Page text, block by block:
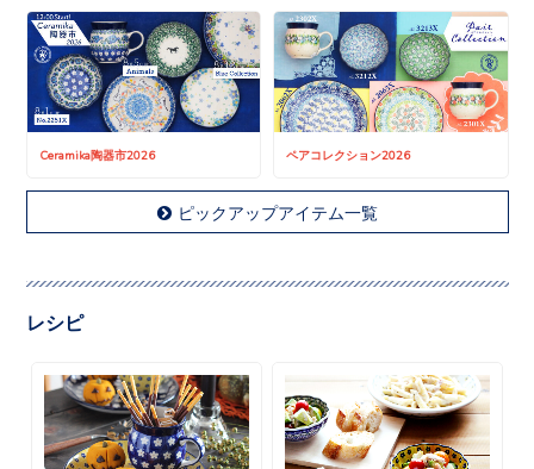
Ceramika陶器市2026 ペアコレクション2026
ピックアップアイテム一覧
レシピ